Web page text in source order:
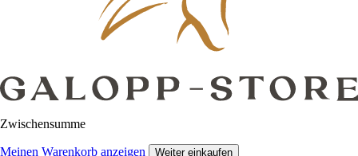
Zwischensumme
Meinen Warenkorb anzeigen Weiter einkaufen